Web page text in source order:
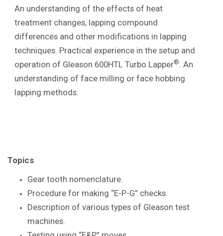
An understanding of the effects of heat
treatment changes, lapping compound
differences and other modifications in lapping
techniques. Practical experience in the setup and
operation of Gleason 600HTL Turbo Lapper® . An
understanding of face milling or face hobbing
lapping methods.
Topics
Gear tooth nomenclature.
Procedure for making “E-P-G” checks.
Description of various types of Gleason test
machines.